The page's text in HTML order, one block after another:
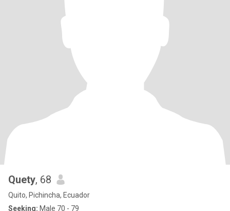
Quety, 68
Quito, Pichincha, Ecuador
Seeking: Male 70 - 79